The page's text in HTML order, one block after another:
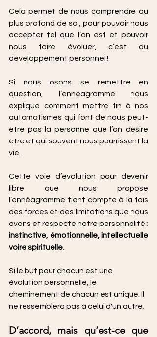
Cela permet de nous comprendre au
plus profond de soi, pour pouvoir nous
accepter tel que l’on est et pouvoir
nous faire évoluer, c’est du
développement personnel !
Si nous osons se remettre en
question, l’ennéagramme nous
explique comment mettre fin à nos
automatismes qui font de nous peut-
être pas la personne que l’on désire
être et qui souvent nous pourrissent la
vie.
Cette voie d’évolution pour devenir
libre que nous propose
l’ennéagramme tient compte à la fois
des forces et des limitations que nous
instinctive, émotionnelle, intellectuelle
voire spirituelle.
Si le but pour chacun est une
évolution personnelle, le
cheminement de chacun est unique. Il
ne ressemblera pas à celui d'un autre.
D’accord, mais qu’est-ce que